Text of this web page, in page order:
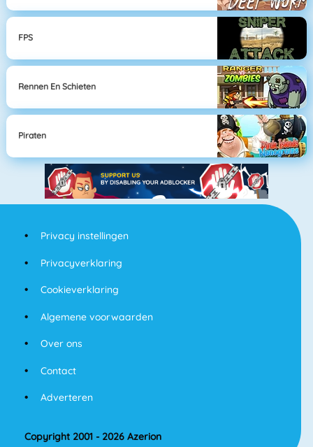
FPS
Rennen En Schieten
Piraten
Privacy instellingen
Privacyverklaring
Cookieverklaring
Algemene voorwaarden
Over ons
Contact
Adverteren
Copyright 2001 - 2026 Azerion